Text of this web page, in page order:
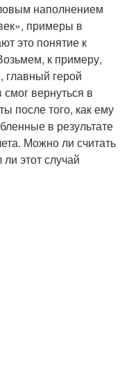
наполнением
примеры в
это понятие к
к примеру,
главный герой
вернуться в
после того, как ему
в результате
Можно ли считать
этот случай